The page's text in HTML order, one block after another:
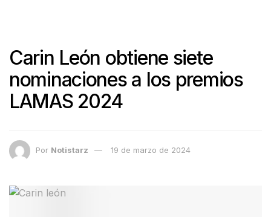
Carin León obtiene siete
nominaciones a los premios
LAMAS 2024
Por Notistarz 19 de marzo de 2024